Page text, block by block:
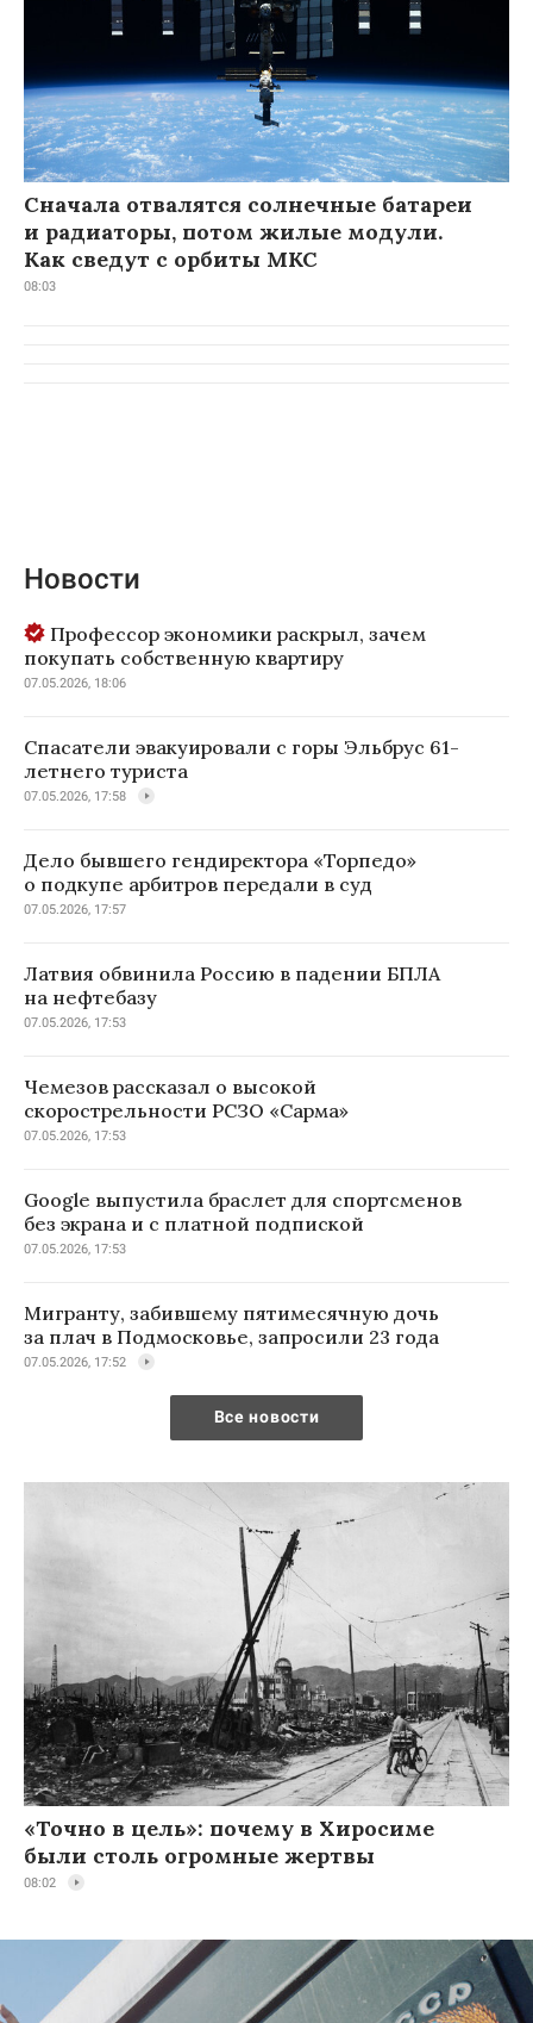
Сначала отвалятся солнечные батареи
и радиаторы, потом жилые модули.
Как сведут с орбиты МКС
08:03
Новости
Профессор экономики раскрыл, зачем
покупать собственную квартиру
07.05.2026, 18:06
Спасатели эвакуировали с горы Эльбрус 61-
летнего туриста
07.05.2026, 17:58
Дело бывшего гендиректора «Торпедо»
о подкупе арбитров передали в суд
07.05.2026, 17:57
Латвия обвинила Россию в падении БПЛА
на нефтебазу
07.05.2026, 17:53
Чемезов рассказал о высокой
скорострельности РСЗО «Сарма»
07.05.2026, 17:53
Google выпустила браслет для спортсменов
без экрана и с платной подпиской
07.05.2026, 17:53
Мигранту, забившему пятимесячную дочь
за плач в Подмосковье, запросили 23 года
07.05.2026, 17:52
Все новости
«Точно в цель»: почему в Хиросиме
были столь огромные жертвы
08:02